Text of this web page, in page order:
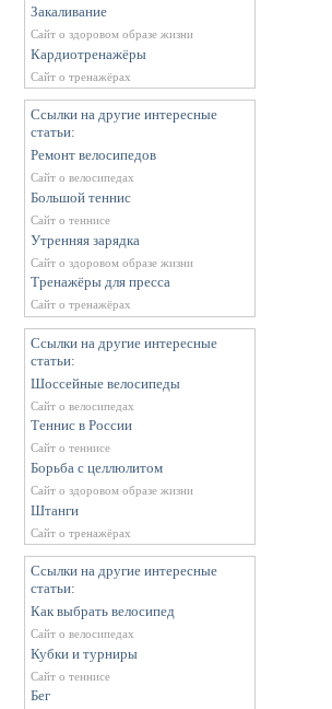
Закаливание
Сайт о здоровом образе жизни
Кардиотренажёры
Сайт о тренажёрах
Ссылки на другие интересные
статьи:
Ремонт велосипедов
Сайт о велосипедах
Большой теннис
Сайт о теннисе
Утренняя зарядка
Сайт о здоровом образе жизни
Тренажёры для пресса
Сайт о тренажёрах
Ссылки на другие интересные
статьи:
Шоссейные велосипеды
Сайт о велосипедах
Теннис в России
Сайт о теннисе
Борьба с целлюлитом
Сайт о здоровом образе жизни
Штанги
Сайт о тренажёрах
Ссылки на другие интересные
статьи:
Как выбрать велосипед
Сайт о велосипедах
Кубки и турниры
Сайт о теннисе
Бег